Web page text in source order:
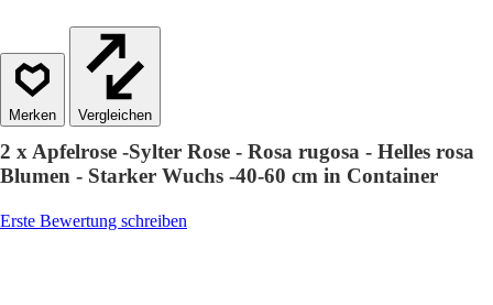
Vergleichen
2 x Apfelrose -Sylter Rose - Rosa rugosa - Helles rosa
Blumen - Starker Wuchs -40-60 cm in Container
Erste Bewertung schreiben